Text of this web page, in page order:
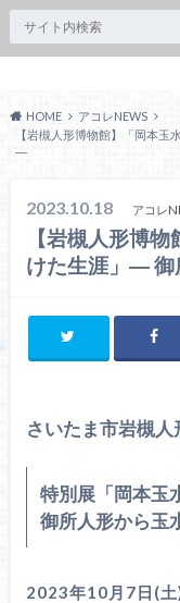
HOME
アコレNEWS
【岩槻人形博物館】「岡本
―
2023.10.18 アコレ
【岩槻人形博
けた生涯」―
さいたま市岩槻人
特別展「岡本
御所人形から玉
2023年10月7日(